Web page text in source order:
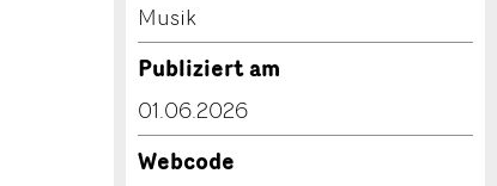
Musik
Publiziert am
01.06.2026
Webcode